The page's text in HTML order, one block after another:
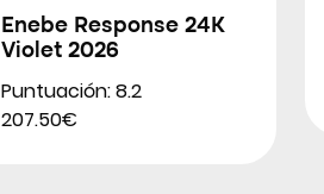
Enebe Response 24K
Violet 2026
Puntuación: 8.2
207.50€